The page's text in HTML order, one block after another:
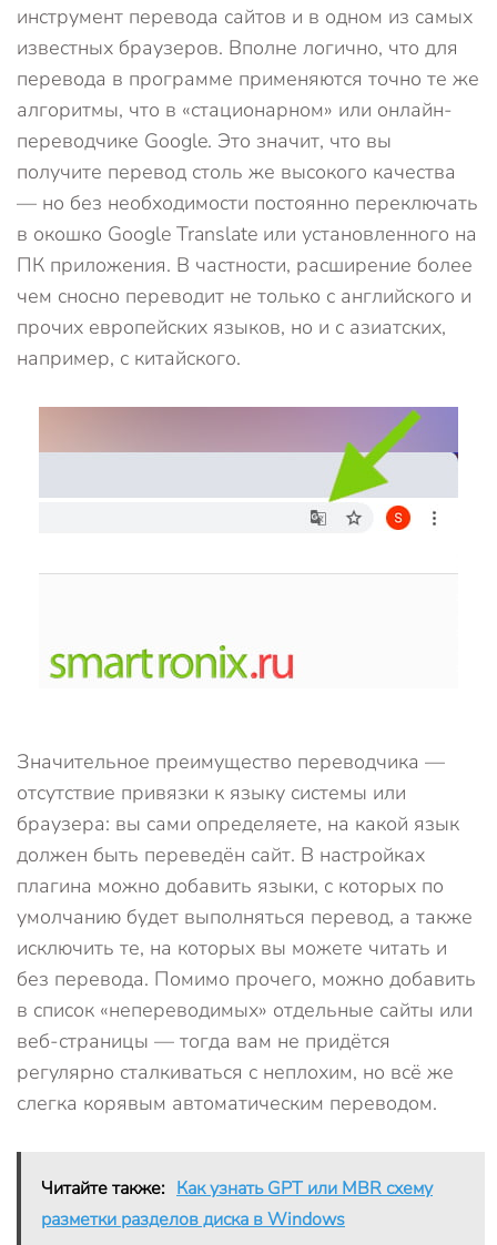
инструмент перевода сайтов и в одном из самых
известных браузеров. Вполне логично, что для
перевода в программе применяются точно те же
алгоритмы, что в «стационарном» или онлайн-
переводчике Google. Это значит, что вы
получите перевод столь же высокого качества
— но без необходимости постоянно переключать
в окошко Google Translate или установленного на
ПК приложения. В частности, расширение более
чем сносно переводит не только с английского и
прочих европейских языков, но и с азиатских,
например, с китайского.
Значительное преимущество переводчика —
отсутствие привязки к языку системы или
браузера: вы сами определяете, на какой язык
должен быть переведён сайт. В настройках
плагина можно добавить языки, с которых по
умолчанию будет выполняться перевод, а также
исключить те, на которых вы можете читать и
без перевода. Помимо прочего, можно добавить
в список «непереводимых» отдельные сайты или
веб-страницы — тогда вам не придётся
регулярно сталкиваться с неплохим, но всё же
слегка корявым автоматическим переводом.
Читайте также: Как узнать GPT или MBR схему
разметки разделов диска в Windows